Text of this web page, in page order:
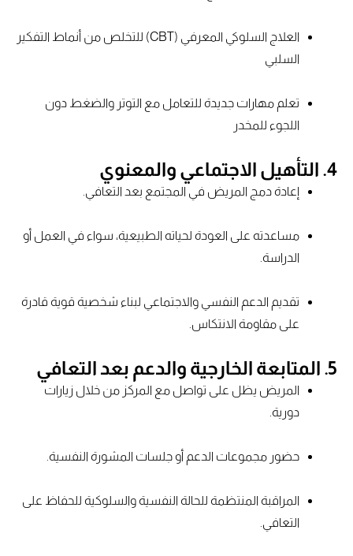
العلاج السلوكي المعرفي (CBT) للتخلص من أنماط التفكير
السلبي
تعلم مهارات جديدة للتعامل مع التوتر والضغط دون
اللجوء للمخدر
4. التأهيل الاجتماعي والمعنوي
إعادة دمج المريض في المجتمع بعد التعافي.
مساعدته على العودة لحياته الطبيعية، سواء في العمل أو
الدراسة.
تقديم الدعم النفسي والاجتماعي لبناء شخصية قوية قادرة
على مقاومة الانتكاس.
5. المتابعة الخارجية والدعم بعد التعافي
المريض يظل على تواصل مع المركز من خلال زيارات
دورية.
حضور مجموعات الدعم أو جلسات المشورة النفسية.
المراقبة المنتظمة للحالة النفسية والسلوكية للحفاظ على
التعافي.